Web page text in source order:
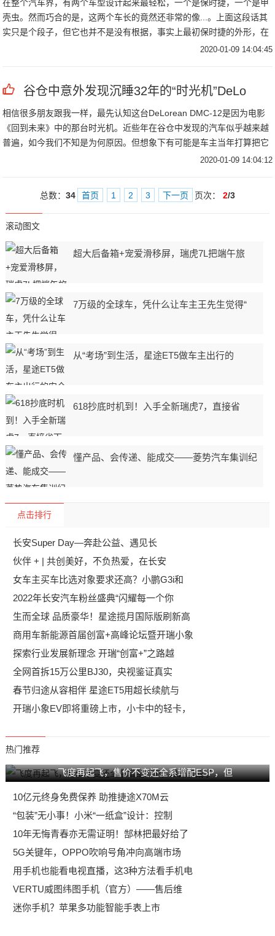
在整个汽车界，有两个车型设计起来最轻松，一个是保时捷，一个是甲
壳虫。然而巧合的是，这两个车长的竟然还非常的像...。上面这段话其
实只是个段子，但它也并不是没有根据，事实上最初保时捷的外形，在
2020-01-09 14:04:45
谷仓中意外发现沉睡32年的“时光机”DeLo
相信很多朋友跟我一样，最先认知这台DeLorean DMC-12是因为电影
《回到未来》中的那台时光机。近些年在谷仓中发现的汽车似乎越来越
普遍，如今我们不知是为何原因。但想象下有可能是车主当年打算把它
2020-01-09 14:04:12
总数： 34 首页 1 2 3 下一页 页次： 2/3
滚动图文
超大后备箱+宠爱滑移屏，瑞虎7L把端午旅
7万级的全球车，凭什么让车主王先生觉得“
从“考场”到生活，星途ET5做车主出行的
618抄底时机到！入手全新瑞虎7，直接省
懂产品、会传递、能成交——菱势汽车集训纪
点击排行
长安Super Day—奔赴公益、遇见长
伙伴 + | 共创美好，不负热爱，在长安
女车主买车比选对象要求还高？小鹏G3i和
2022年长安汽车粉丝盛典“闪耀每一个你
生而全球 品质豪华！星途揽月国际版刷新高
商用车新能源首届创富+高峰论坛暨开瑞小象
探索行业发展新理念 开瑞“创富+”之路越
全网首拆15万公里BJ30，央视鉴证真实
春节归途从容相伴 星途ET5用超长续航与
开瑞小象EV即将重磅上市，小卡中的轻卡，
热门推荐
飞度再起飞，售价不变还全系增配ESP，但
10亿元终身免费保养 助推捷途X70M云
“包装”无小事！小米“一纸盒”设计：控制
10年无悔青春亦无需证明！郜林把最好给了
5G关键年，OPPO吹响号角冲向高端市场
用手机也能看电视直播，这3种方法看手机电
VERTU威图纬图手机（官方）——售后维
迷你手机？苹果多功能智能手表上市